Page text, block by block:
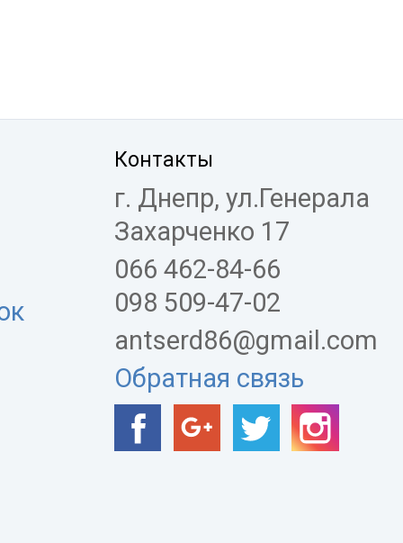
Контакты
г. Днепр, ул.Генерала
Захарченко 17
066 462-84-66
098 509-47-02
antserd86@gmail.com
Обратная связь